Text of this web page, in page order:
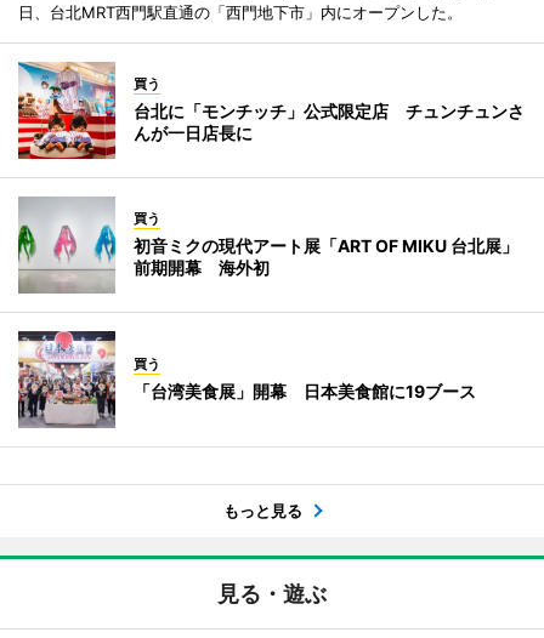
日、台北MRT西門駅直通の「西門地下市」内にオープンした。
買う
台北に「モンチッチ」公式限定店 チュンチュンさ
んが一日店長に
買う
初音ミクの現代アート展「ART OF MIKU 台北展」
前期開幕 海外初
買う
「台湾美食展」開幕 日本美食館に19ブース
もっと見る
見る・遊ぶ